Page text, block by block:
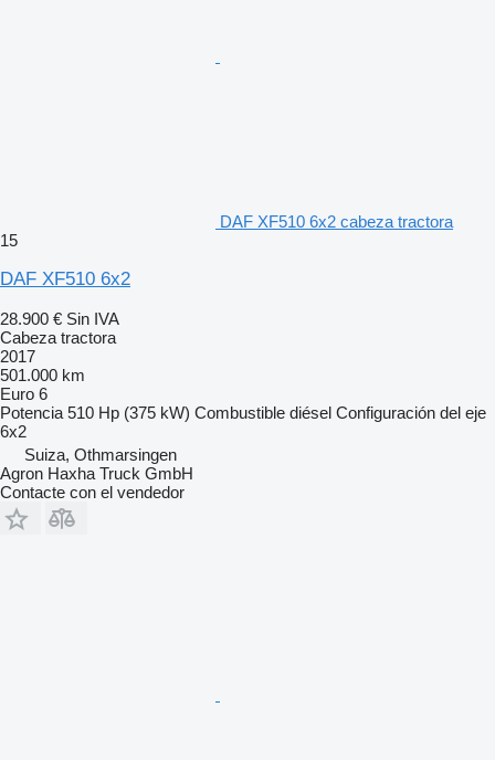
DAF XF510 6x2 cabeza tractora
15
DAF XF510 6x2
28.900 € Sin IVA
Cabeza tractora
2017
501.000 km
Euro 6
Potencia 510 Hp (375 kW) Combustible diésel Configuración del eje
6x2
Suiza, Othmarsingen
Agron Haxha Truck GmbH
Contacte con el vendedor